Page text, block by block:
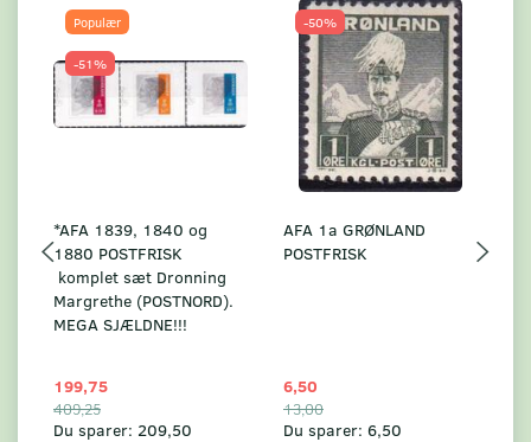
Populær
-51%
*AFA 1839, 1840 og
1880 POSTFRISK
komplet sæt Dronning
Margrethe (POSTNORD).
MEGA SJÆLDNE!!!
199,75
409,25
Du sparer: 209,50
-50%
AFA 1a GRØNLAND
POSTFRISK
6,50
13,00
Du sparer: 6,50